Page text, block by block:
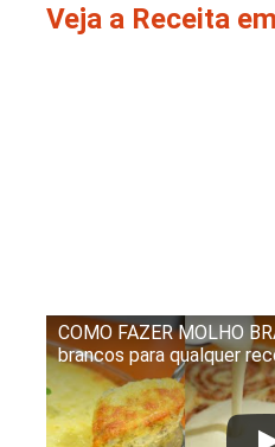
Veja a Receita
COMO FAZER MOLHO
brancos para qualquer